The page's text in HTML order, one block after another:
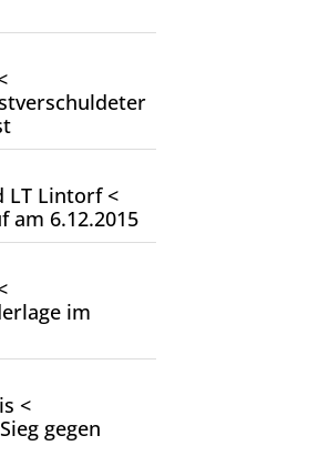
LT Lintorf <
am 6.12.2015
im
<
gegen